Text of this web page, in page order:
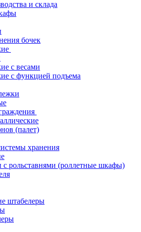
и склада
бочек
с весами
с функцией подъема
(палет)
хранения
рольставнями (роллетные шкафы)
штабелеры